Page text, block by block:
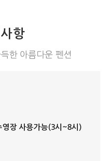
항
한 아름다운 펜션
장 사용가능(3시~8시)